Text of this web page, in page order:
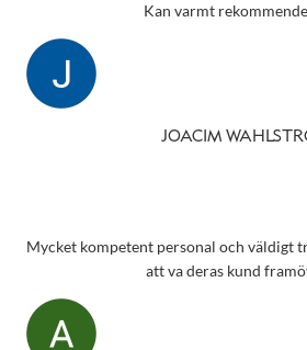
Kan varmt
JOACIM
Mycket kompetent personal och väldigt
att va deras kund